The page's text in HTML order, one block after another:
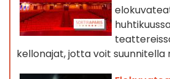
kellonajat, jotta voit suunnitella